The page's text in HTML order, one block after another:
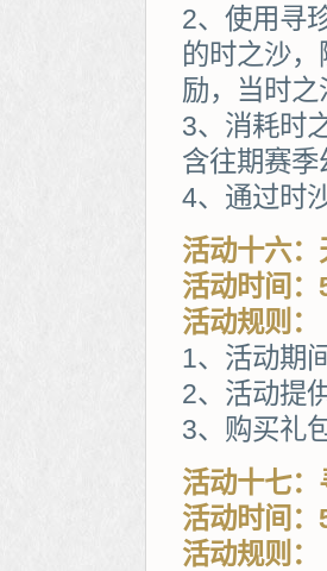
2、使用寻
的时之沙
励，当时
3、消耗时
含往期赛
4、通过时
活动十六：
活动时间
活动规则：
1、活动期
2、活动提
3、购买礼
活动十七：
活动时间
活动规则：